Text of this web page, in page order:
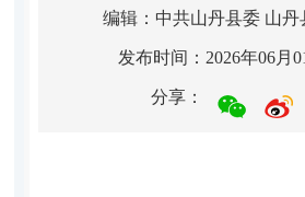
编辑：中共山丹县委 山丹
发布时间：2026年06月
分享：